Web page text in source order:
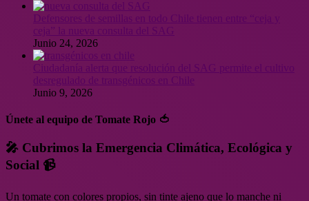
ceja” la nueva consulta del SAG
Junio 24, 2026
Ciudadanía alerta que resolución del SAG permite el cultivo
desregulado de transgénicos en Chile
Junio 9, 2026
Únete al equipo de Tomate Rojo 🍅
🎤 Cubrimos la Emergencia Climática, Ecológica y
Social 📹
Un tomate con colores propios, sin tinte ajeno que lo manche ni